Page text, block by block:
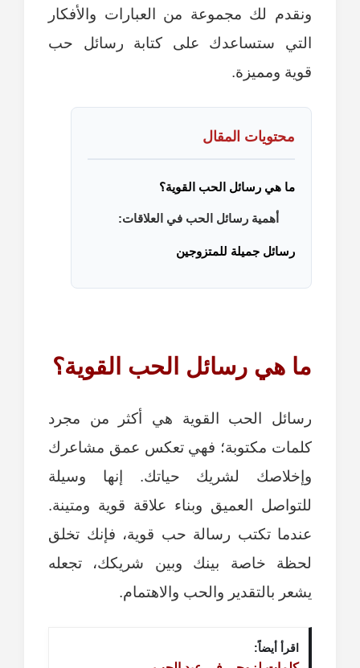
ونقدم لك مجموعة من العبارات والأفكار
التي ستساعدك على كتابة رسائل حب
قوية ومميزة.
محتويات المقال
ما هي رسائل الحب القوية؟
أهمية رسائل الحب في العلاقات:
رسائل جميلة للمتزوجين
ما هي رسائل الحب القوية؟
رسائل الحب القوية هي أكثر من مجرد
كلمات مكتوبة؛ فهي تعكس عمق مشاعرك
وإخلاصك لشريك حياتك. إنها وسيلة
للتواصل العميق وبناء علاقة قوية ومتينة.
عندما تكتب رسالة حب قوية، فإنك تخلق
لحظة خاصة بينك وبين شريكك، تجعله
يشعر بالتقدير والحب والاهتمام.
اقرأ أيضاً: